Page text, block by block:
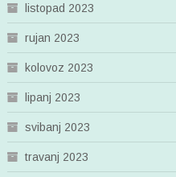
listopad 2023
rujan 2023
kolovoz 2023
lipanj 2023
svibanj 2023
travanj 2023